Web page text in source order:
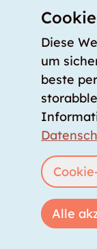
Mehr über
Medienbeiträge
Wie gross muss
Was kostet ein
Für
Anmelden
Copyright © 2026
Diese
um
beste
Alle